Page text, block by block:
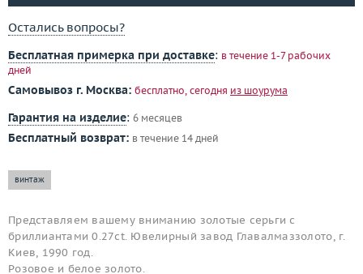
Остались вопросы?
Бесплатная примерка при доставке: в течение 1-7 рабочих
дней
Самовывоз г. Москва: бесплатно, сегодня из шоурума
Гарантия на изделие: 6 месяцев
Бесплатный возврат: в течение 14 дней
винтаж
Представляем вашему вниманию золотые серьги с
бриллиантами 0.27ct. Ювелирный завод Главалмаззолото, г.
Киев, 1990 год.
Розовое и белое золото.